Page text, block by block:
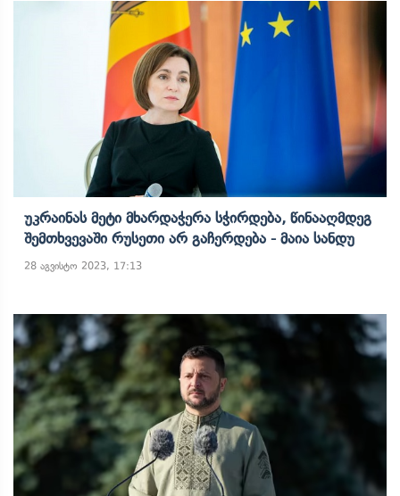
Უკრაინას Მეტი Მხარდაჭერა Სჭირდება, Წინააღმდეგ
Შემთხვევაში Რუსეთი Არ Გაჩერდება - Მაია Სანდუ
28 აგვისტო 2023, 17:13